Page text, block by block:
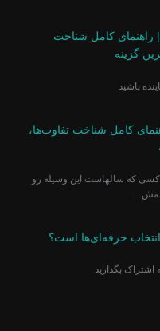
کامل شناخت
گزینه
باشید
کامل شناخت تفاوت‌ها،
کسی که سالهاست این وسیله رو
اسمش…
حرفه‌ای‌ها است؟
اشتراک بگذارید